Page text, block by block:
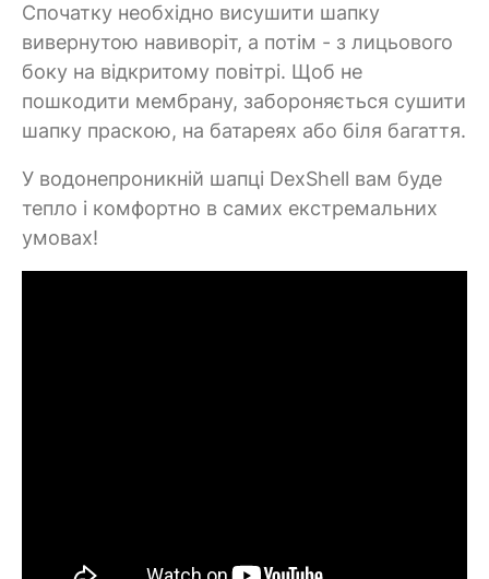
Спочатку необхідно висушити шапку
вивернутою навиворіт, а потім - з лицьового
боку на відкритому повітрі. Щоб не
пошкодити мембрану, забороняється сушити
шапку праскою, на батареях або біля багаття.
У водонепроникній шапці DexShell вам буде
тепло і комфортно в самих екстремальних
умовах!